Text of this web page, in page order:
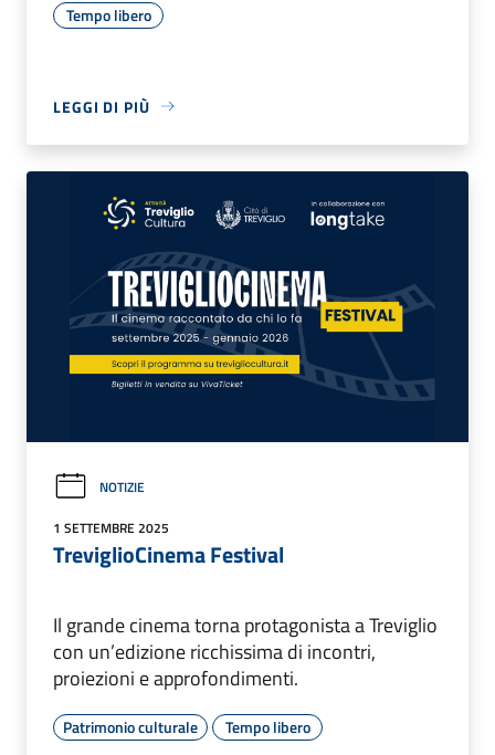
Tempo libero
LEGGI DI PIÙ
NOTIZIE
1 SETTEMBRE 2025
TreviglioCinema Festival
Il grande cinema torna protagonista a Treviglio
con un’edizione ricchissima di incontri,
proiezioni e approfondimenti.
Patrimonio culturale Tempo libero